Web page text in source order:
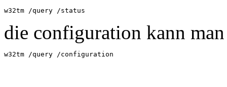
w32tm /query /status
die configuration kann
w32tm /query /configuration